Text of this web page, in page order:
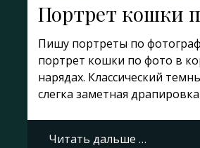
Портрет кошки
Пишу портреты по
портрет кошки по фото в
нарядах. Классический
слегка заметная
Читать дальше …